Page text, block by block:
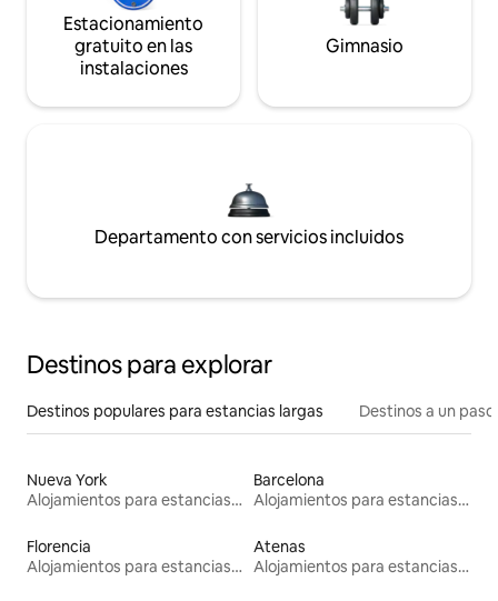
Estacionamiento
gratuito en las
instalaciones
Gimnasio
Departamento con servicios incluidos
Destinos para explorar
Destinos populares para estancias largas Destinos a un
Nueva York
Alojamientos para estancias largas
Barcelona
Alojamientos para estancias largas
Florencia
Alojamientos para estancias largas
Atenas
Alojamientos para estancias largas